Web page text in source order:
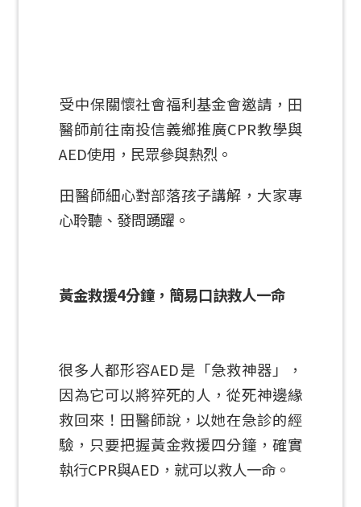
受中保關懷社會福利基金會邀請，田
醫師前往南投信義鄉推廣CPR教學與
AED使用，民眾參與熱烈。
田醫師細心對部落孩子講解，大家專
心聆聽、發問踴躍。
黃金救援4分鐘，簡易口訣救人一命
很多人都形容AED是「急救神器」，
因為它可以將猝死的人，從死神邊緣
救回來！田醫師說，以她在急診的經
驗，只要把握黃金救援四分鐘，確實
執行CPR與AED，就可以救人一命。